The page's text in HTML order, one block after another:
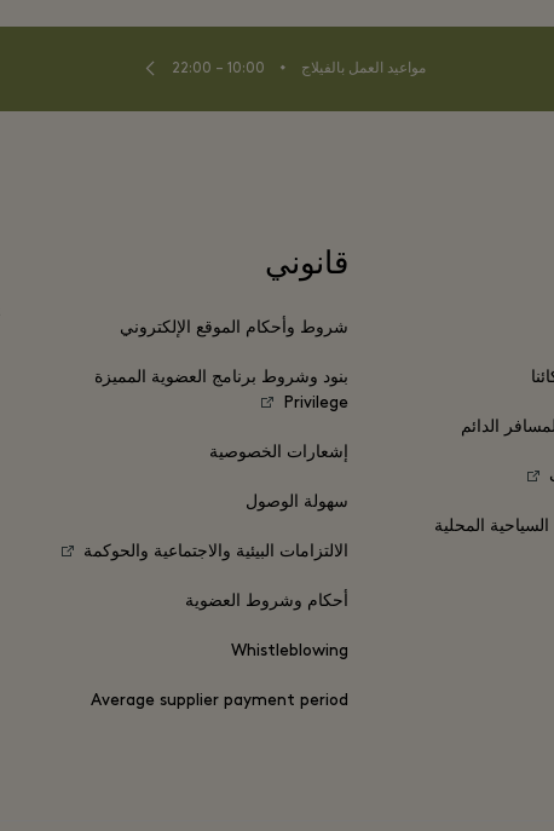
مواعيد العمل بالفيلاج ⬩
10:00 – 22:00
الدائم
السياحية المحلية
قانوني
شروط وأحكام الموقع الإلكتروني
بنود وشروط برنامج العضوية المميزة
Privilege
إشعارات الخصوصية
سهولة الوصول
الالتزامات البيئية والاجتماعية والحوكمة
أحكام وشروط العضوية
Whistleblowing
Average supplier payment period